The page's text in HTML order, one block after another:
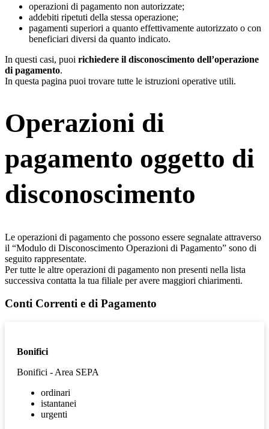
operazioni di pagamento non autorizzate;
addebiti ripetuti della stessa operazione;
pagamenti superiori a quanto effettivamente autorizzato o con
beneficiari diversi da quanto indicato.
In questi casi, puoi richiedere il disconoscimento dell’operazione
di pagamento.
In questa pagina puoi trovare tutte le istruzioni operative utili.
Operazioni di
pagamento oggetto di
disconoscimento
Le operazioni di pagamento che possono essere segnalate attraverso
il “Modulo di Disconoscimento Operazioni di Pagamento” sono di
seguito rappresentate.
Per tutte le altre operazioni di pagamento non presenti nella lista
successiva contatta la tua filiale per avere maggiori chiarimenti.
Conti Correnti e di Pagamento
Bonifici
Bonifici - Area SEPA
ordinari
istantanei
urgenti